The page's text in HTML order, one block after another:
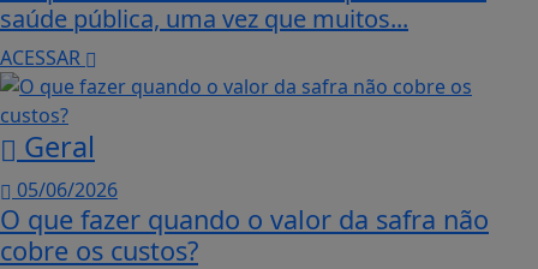
saúde pública, uma vez que muitos...
ACESSAR
Geral
05/06/2026
O que fazer quando o valor da safra não
cobre os custos?